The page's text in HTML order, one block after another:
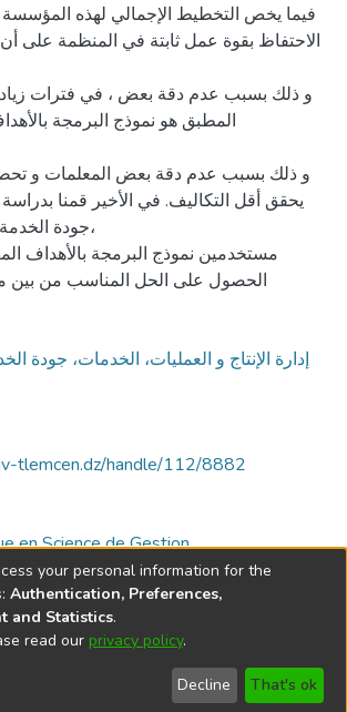
فيما يخص التخطيط الإجمالي لهذه المؤسسة
الاحتفاظ بقوة عمل ثابتة في المنظمة على
و ذلك بسبب عدم دقة بعض ، في فترات
المطبق هو نموذج البرمجة
و ذلك بسبب عدم دقة بعض المعلمات و
يحقق أقل التكاليف. في الأخير قمنا
جودة
مستخدمين نموذج البرمجة بالأهداف
الحصول على الحل المناسب من بين
إدارة الإنتاج و العمليات، الخدمات، جودة
tlemcen.dz/handle/112/8882
en Science de Gestion
copyright © 2002-2026
End User
Agreement
Send
Feedback
your personal information for the
Authentication, Preferences,
and Statistics.
read our privacy policy.
Decline That's ok